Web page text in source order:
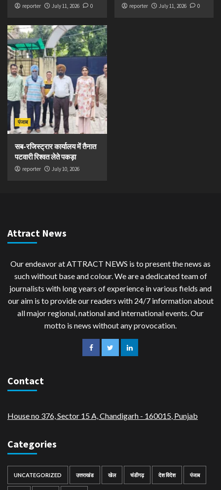
reporter July 11, 2026 0 reporter July 11, 2026 0
पंजाब
सब-रजिस्ट्रार कार्यालय में तैनात
पटवारी रिश्वत लेते पकड़ा
reporter July 10, 2026
Attract News
Our endeavor at ATTRACT NEWS is to present the news as
such without base and colour. We are a dedicated team of
journalists with long years of experience in various fields and
our aim is to provide our readers with 24/7 information about
all major regional, national and international events. Our
motto is news without any provocation.
Contact
House no 376, Sector 15 A, Chandigarh - 160015, Punjab
Categories
UNCATEGORIZED उत्तराखंड खेल चंडीगढ़ देश विदेश पंजाब